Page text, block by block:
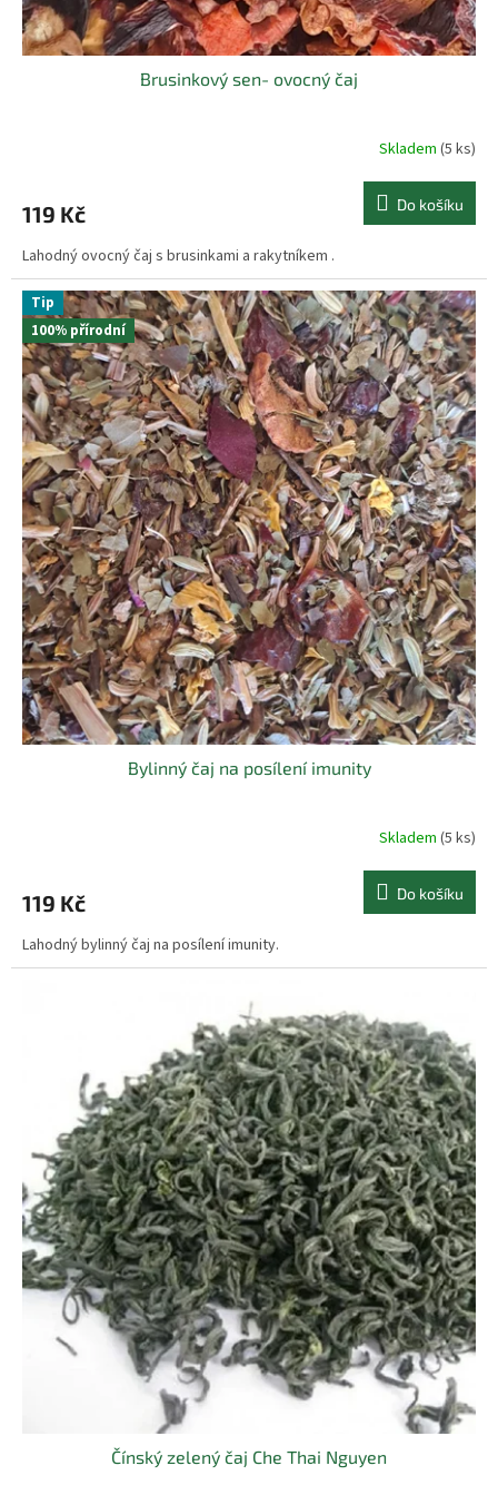
Brusinkový sen- ovocný čaj
Skladem (5 ks)
119 Kč Do košíku
Lahodný ovocný čaj s brusinkami a rakytníkem .
Tip
100% přírodní
Bylinný čaj na posílení imunity
Skladem (5 ks)
119 Kč Do košíku
Lahodný bylinný čaj na posílení imunity.
Čínský zelený čaj Che Thai Nguyen